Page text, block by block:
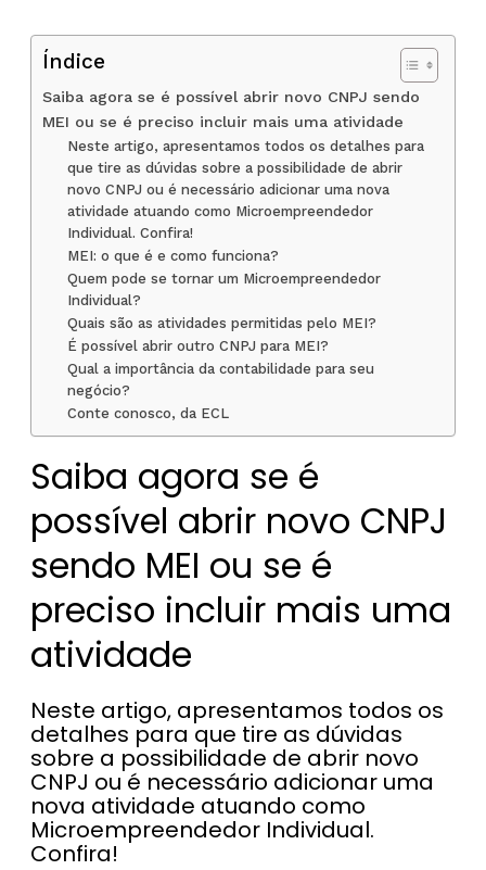
Índice
Saiba agora se é possível abrir novo CNPJ sendo
MEI ou se é preciso incluir mais uma atividade
Neste artigo, apresentamos todos os detalhes para
que tire as dúvidas sobre a possibilidade de abrir
novo CNPJ ou é necessário adicionar uma nova
atividade atuando como Microempreendedor
Individual. Confira!
MEI: o que é e como funciona?
Quem pode se tornar um Microempreendedor
Individual?
Quais são as atividades permitidas pelo MEI?
É possível abrir outro CNPJ para MEI?
Qual a importância da contabilidade para seu
negócio?
Conte conosco, da ECL
Saiba agora se é
possível abrir novo CNPJ
sendo MEI ou se é
preciso incluir mais uma
atividade
Neste artigo, apresentamos todos os
detalhes para que tire as dúvidas
sobre a possibilidade de abrir novo
CNPJ ou é necessário adicionar uma
nova atividade atuando como
Microempreendedor Individual.
Confira!